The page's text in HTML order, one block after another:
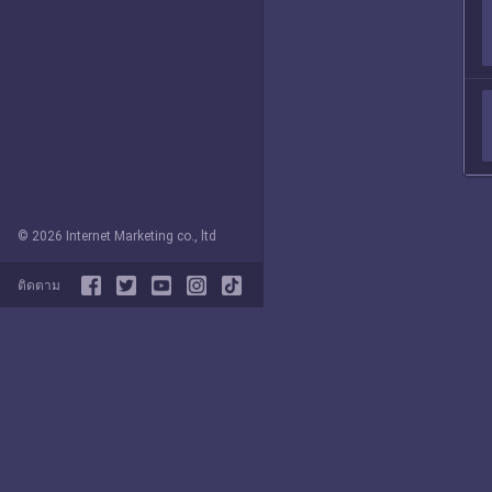
© 2026 Internet Marketing co., ltd
ติดตาม